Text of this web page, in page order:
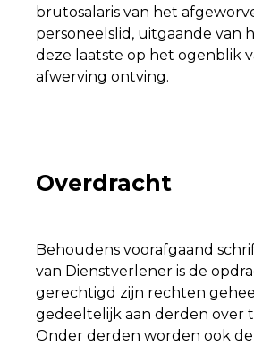
brutosalaris van het
personeelslid, uitgaande van
deze laatste op het ogenblik
afwerving ontving.
Overdracht
Behoudens voorafgaand
van Dienstverlener is de
gerechtigd zijn rechten
gedeeltelijk aan derden over
Onder derden worden ook